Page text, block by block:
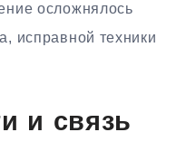
осложнялось
исправной техники
и связь